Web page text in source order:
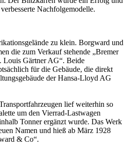
Nachfolgemodelle.
zu klein. Borgward und
die zum Verkauf stehende
Bremer
Louis Gärtner AG . Beide
für die Gebäude, die direkt
der Hansa-Lloyd AG
lief weiterhin so
um den Vierrad-Lastwagen
Tonner ergänzt wurde. Das Werk
Namen und hieß ab März 1928
& Co .